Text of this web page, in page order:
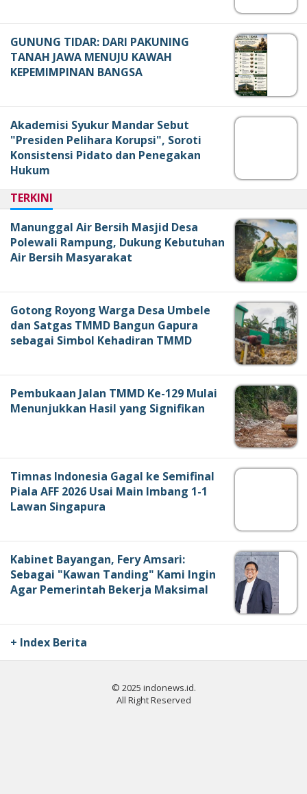
GUNUNG TIDAR: DARI PAKUNING
TANAH JAWA MENUJU KAWAH
KEPEMIMPINAN BANGSA
Akademisi Syukur Mandar Sebut
"Presiden Pelihara Korupsi", Soroti
Konsistensi Pidato dan Penegakan
Hukum
TERKINI
Manunggal Air Bersih Masjid Desa
Polewali Rampung, Dukung Kebutuhan
Air Bersih Masyarakat
Gotong Royong Warga Desa Umbele
dan Satgas TMMD Bangun Gapura
sebagai Simbol Kehadiran TMMD
Pembukaan Jalan TMMD Ke-129 Mulai
Menunjukkan Hasil yang Signifikan
Timnas Indonesia Gagal ke Semifinal
Piala AFF 2026 Usai Main Imbang 1-1
Lawan Singapura
Kabinet Bayangan, Fery Amsari:
Sebagai "Kawan Tanding" Kami Ingin
Agar Pemerintah Bekerja Maksimal
+ Index Berita
© 2025 indonews.id.
All Right Reserved